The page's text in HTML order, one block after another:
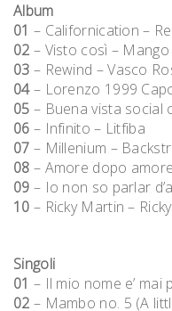
Album
01 – Californication –
02 – Visto così – Mango
03 – Rewind – Vasco
04– Lorenzo 1999
05 – Buena vista social
06 – Infinito – Litfiba
07 – Millenium –
08 – Amore dopo
09 – Io non so parlar
10 – Ricky Martin –
Singoli
01 – Il mio nome e’ mai
02 – Mambo no. 5 (A